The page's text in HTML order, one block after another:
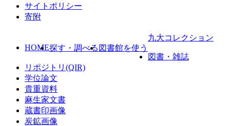
サイトポリシー
寄附
HOME探す・調べる 図書館を使う
九大コレクション
図書・雑誌
リポジトリ(QIR)
学位論文
貴重資料
麻生家文書
蔵書印画像
炭鉱画像